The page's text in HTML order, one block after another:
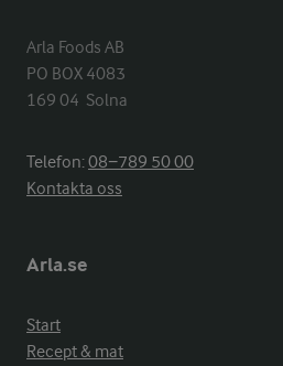
Arla Foods AB
PO BOX 4083
169 04  Solna
Telefon:08−789 50 00
Kontakta oss
Arla.se
Start
Recept & mat